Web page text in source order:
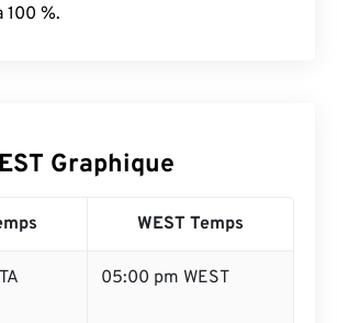
100 %.
Graphique
WEST Temps
05:00 pm WEST